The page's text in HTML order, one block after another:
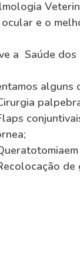
e o
a Saúde dos
alguns